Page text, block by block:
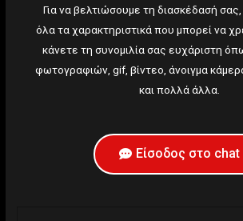
Για να βελτιώσουμε τη διασκέδασή
όλα τα χαρακτηριστικά που μπορεί να
κάνετε τη συνομιλία σας ευχάριστη
φωτογραφιών, gif, βίντεο, άνοιγμα
και πολλά άλλα.
Είσοδος στο chat